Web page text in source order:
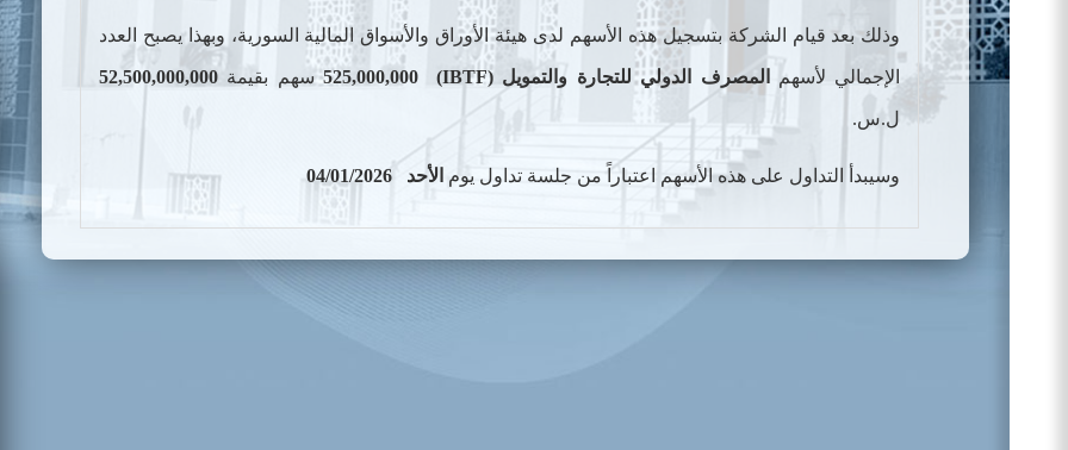
وذلك بعد قيام الشركة بتسجيل هذه الأسهم لدى هيئة الأوراق والأسواق المالية السورية، وبهذا يصبح العدد
الإجمالي لأسهم المصرف الدولي للتجارة والتمويل (IBTF
)
525,000,000 سهم بقيمة52,500,000,000
ل.س.
وسيبدأ التداول على هذه الأسهم اعتباراً من جلسة تداول يوم الأحد 04/01/2026